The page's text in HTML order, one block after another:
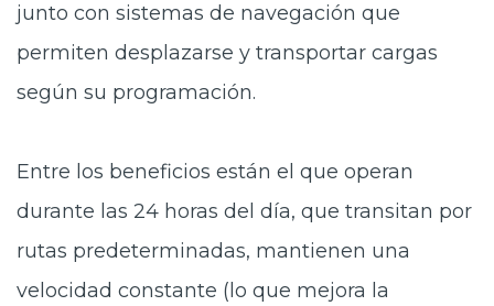
junto con sistemas de navegación que
permiten desplazarse y transportar cargas
según su programación.
Entre los beneficios están el que operan
durante las 24 horas del día, que transitan por
rutas predeterminadas, mantienen una
velocidad constante (lo que mejora la